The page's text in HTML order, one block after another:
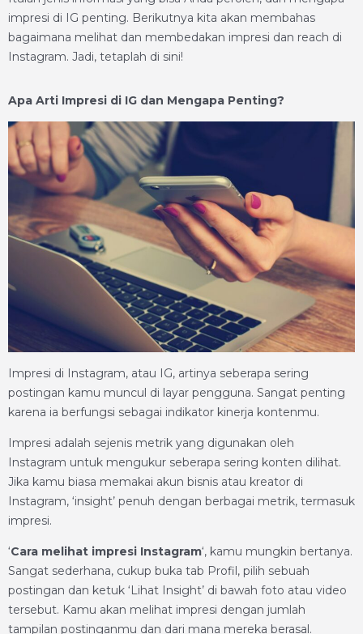
impresi di IG penting. Berikutnya kita akan membahas
bagaimana melihat dan membedakan impresi dan reach di
Instagram. Jadi, tetaplah di sini!
Apa Arti Impresi di IG dan Mengapa Penting?
Impresi di Instagram, atau IG, artinya seberapa sering
postingan kamu muncul di layar pengguna. Sangat penting
karena ia berfungsi sebagai indikator kinerja kontenmu.
Impresi adalah sejenis metrik yang digunakan oleh
Instagram untuk mengukur seberapa sering konten dilihat.
Jika kamu biasa memakai akun bisnis atau kreator di
Instagram, ‘insight’ penuh dengan berbagai metrik, termasuk
impresi.
‘Cara melihat impresi Instagram‘, kamu mungkin bertanya.
Sangat sederhana, cukup buka tab Profil, pilih sebuah
postingan dan ketuk ‘Lihat Insight’ di bawah foto atau video
tersebut. Kamu akan melihat impresi dengan jumlah
tampilan postinganmu dan dari mana mereka berasal.